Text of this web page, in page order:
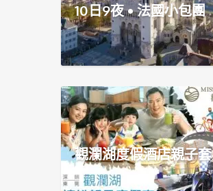
10日9夜 • 法國小包團
觀瀾湖度假酒店親子